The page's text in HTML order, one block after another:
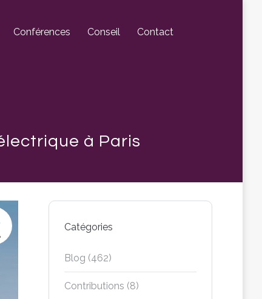
Conférences Conseil Contact
à Paris
Catégories
Blog (462)
Contributions (8)